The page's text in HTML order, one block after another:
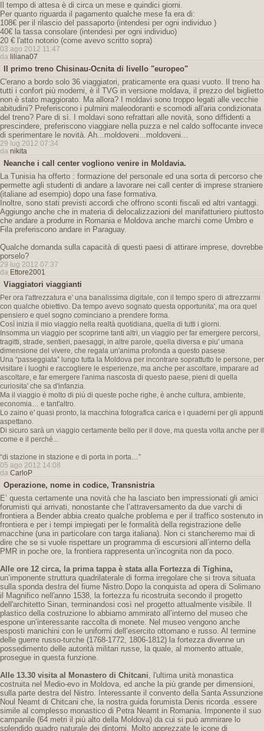
Il tempo di attesa è di circa un mese e quindici giorni.
Per quanto riguarda il pagamento qualche mese fa era di:
108€ per il rilascio del passaporto (intendesi per ogni individuo )
40€ la tassa consolare (intendesi per ogni individuo)
20 € l'atto notorio (come avevo scritto sopra)
03 ago 2012 11:47
da liliana07
Il primo treno Chisinau-Ocnita di livello "europeo"
C'erano a bordo solo 36 viaggiatori, praticamente era quasi vuoto. Il treno ha
tutti i confort più moderni, è il TVG in versione moldava, il prezzo del biglietto
non è stato maggiorato. Ma allora? I moldavi sono troppo legati alle vecchie
abitudini? Preferiscono i pulmini maleodoranti e scomodi all'aria condizionata
del treno? Pare di sì. I moldavi sono refrattari alle novità, sono diffidenti a
prescindere, preferiscono viaggiare nella puzza e nel caldo soffocante invece
di sperimentare le novità. Ah...moldoveni...moldoveni...
29 lug 2012 07:34
da nikita
Neanche i call center vogliono venire in Moldavia.
La Tunisia ha offerto : formazione del personale ed una sorta di percorso che
permette agli studenti di andare a lavorare nei call center di imprese straniere
(italiane ad esempio) dopo una fase formativa.
Inoltre, sono stati previsti accordi che offrono sconti fiscali ed altri vantaggi.
Aggiungo anche che in materia di delocalizzazioni del manifatturiero piuttosto
che andare a produrre in Romania e Moldova anche marchi come Umbro e
Fila preferiscono andare in Paraguay.
Qualche domanda sulla capacità di questi paesi di attirare imprese, dovrebbe
porselo?
29 lug 2012 07:37
da Ettore2001
Viaggiatori viaggianti
Per ora l'attrezzatura e' una banalissima digitale, con il tempo spero di attrezzarmi
con qualche obiettivo. Da tempo avevo sognato questa opportunita', ma ora quel
pensiero e quel sogno cominciano a prendere forma.
Così inizia il mio viaggio nella realtà quotidiana, quella di tutti i giorni.
Insomma un viaggio per scoprirne tanti altri, un viaggio per far emergere percorsi,
tragitti, strade, sentieri, paesaggi, in altre parole, quella diversa e piu' umana
dimensione del vivere, che regala un'anima profonda a questo pasese.
Una “passeggiata” lungo tutta la Moldova per incontrare soprattutto le persone, per
visitare i luoghi e raccogliere le esperienze, ma anche per ascoltare, imparare ad
ascoltare, e far emergere l'anima nascosta di questo paese, pieni di quella
curiosita' che sa d'infanzia.
Ma il viaggio è molto di più di queste poche righe, è anche cultura, ambiente,
economia… e tant'altro.
Lo zaino e' quasi pronto, la macchina fotografica carica e i quaderni per gli appunti
aspettano.
Di sicuro sarà un viaggio certamente bello per il dove, ma questa volta anche per il
come e il perché...
“di stazione in stazione e di porta in porta…”
05 ago 2012 14:08
da CarloP
Operazione, nome in codice, Transnistria
E’ questa certamente una novità che ha lasciato ben impressionati gli amici
forumisti qui arrivati, nonostante che l’attraversamento da due varchi di
frontiera a Bender abbia creato qualche problema e per il traffico sostenuto in
frontiera e per i tempi impiegati per le formalità della registrazione delle
macchine (una in particolare con targa italiana). Non ci stancheremo mai di
dire che se si vuole rispettare un programma di escursioni all’interno della
PMR in poche ore, la frontiera rappresenta un’incognita non da poco.
Alle ore 12 circa, la prima tappa è stata alla Fortezza di Tighina,
un’imponente struttura quadrilaterale di forma irregolare che si trova situata
sulla sponda destra del fiume Nistro.Dopo la conquista ad opera di Solimano
il Magnifico nell'anno 1538, la fortezza fu ricostruita secondo il progetto
dell'architetto Sinan, terminandosi così nel progetto attualmente visibile. Il
plastico della costruzione lo abbiamo ammirato all’interno del museo che
espone un’interessante raccolta di monete. Nel museo vengono anche
esposti manichini con le uniformi dell’esercito ottomano e russo. Al termine
delle guerre russo-turche (1768-1772, 1806-1812) la fortezza divenne un
possedimento delle autorità militari russe, la quale, al momento attuale,
prosegue in questa funzione.
Alle 13.30 visita al Monastero di Chitcani, l'ultima unità monastica
costruita nel Medio-evo in Moldova, ed anche la più grande per dimensioni,
sulla parte destra del Nistro. Interessante il convento della Santa Assunzione
Noul Neamt di Chitcani che, la nostra guida forumista Denis ricorda .essere
simile al complesso monastico di Petra Neamt in Romania. Imponente il suo
campanile (64 metri il più alto della Moldova) da cui si può ammirare lo
splendido quadro naturale dei dintorni. Molto apprezzate le icone di